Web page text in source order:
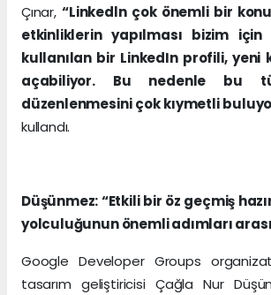
Çınar,“Linkedln çok önemli bir
etkinliklerin yapılması bizim için
kullanılan bir LinkedIn profili, yeni
açabiliyor. Bu nedenle bu
düzenlenmesini çok kıymetli
kullandı.
Düşünmez: “Etkili bir öz geçmiş
yolculuğunun önemli adımları
Google Developer Groups
tasarım geliştiricisi Çağla Nur